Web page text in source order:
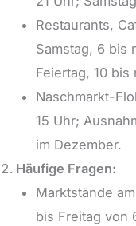
Restaurants,
Samstag, 6 bis
Feiertag, 10 bis
Naschmarkt-
15 Uhr;
im Dezember.
Häufige Fragen:
Marktstände
bis Freitag von